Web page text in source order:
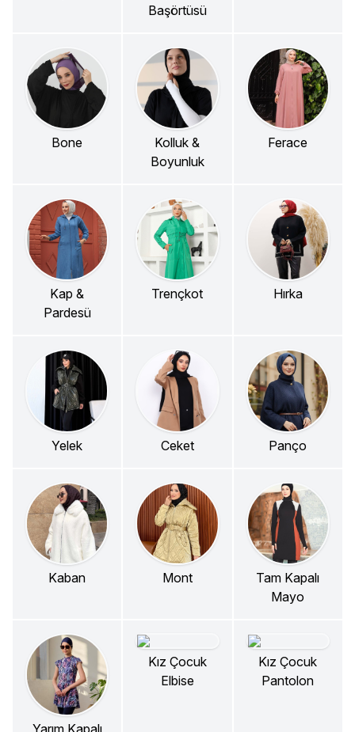
Başörtüsü
Bone
Kolluk &
Boyunluk
Ferace
Kap &
Pardesü
Trençkot Hırka
Yelek Ceket Panço
Kaban Mont
Tam Kapalı
Mayo
Kız Çocuk
Elbise
Kız Çocuk
Pantolon